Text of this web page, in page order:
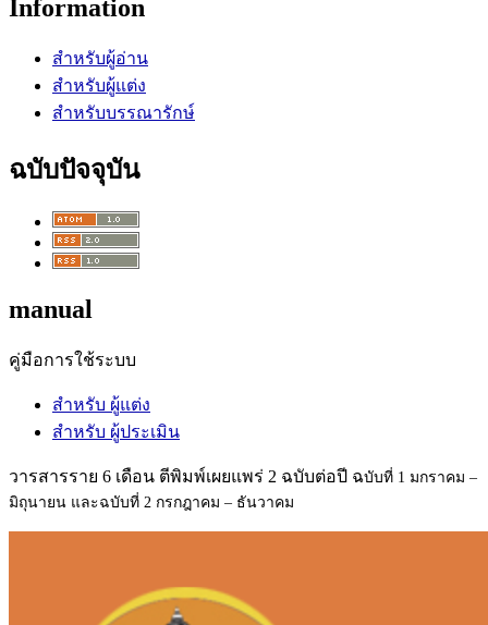
Information
สำหรับผู้อ่าน
สำหรับผู้แต่ง
สำหรับบรรณารักษ์
ฉบับปัจจุบัน
manual
คู่มือการใช้ระบบ
สำหรับ ผู้แต่ง
สำหรับ ผู้ประเมิน
วารสารราย 6 เดือน ตีพิมพ์เผยแพร่ 2 ฉบับต่อปี ฉบับที่ 1 มกราคม –
มิถุนายน และฉบับที่ 2 กรกฎาคม – ธันวาคม